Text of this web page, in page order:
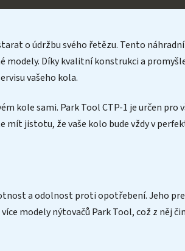
o údržbu svého řetězu. Tento
modely. Díky kvalitní konstrukci a
vašeho kola.
kole sami. Park Tool CTP-1 je určen pro
jistotu, že vaše kolo bude vždy v
a odolnost proti opotřebení. Jeho
modely nýtovačů Park Tool, což z něj